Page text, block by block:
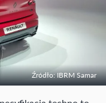
Źródło: IBRM Samar